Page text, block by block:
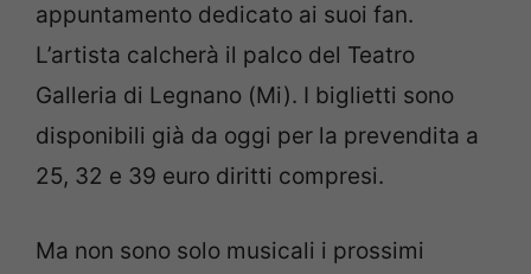
appuntamento dedicato ai suoi fan.
L’artista calcherà il palco del Teatro
Galleria di Legnano (Mi). I biglietti sono
disponibili già da oggi per la prevendita a
25, 32 e 39 euro diritti compresi.
Ma non sono solo musicali i prossimi